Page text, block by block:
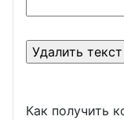
Как получить